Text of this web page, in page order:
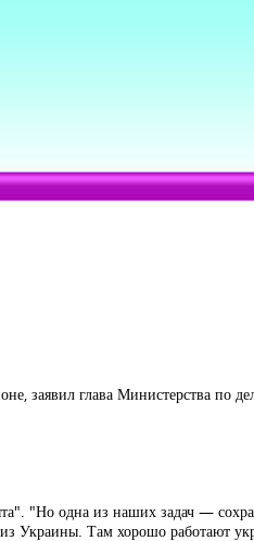
заявил глава Министерства по
"Но одна из наших задач —
Украины. Там хорошо работают